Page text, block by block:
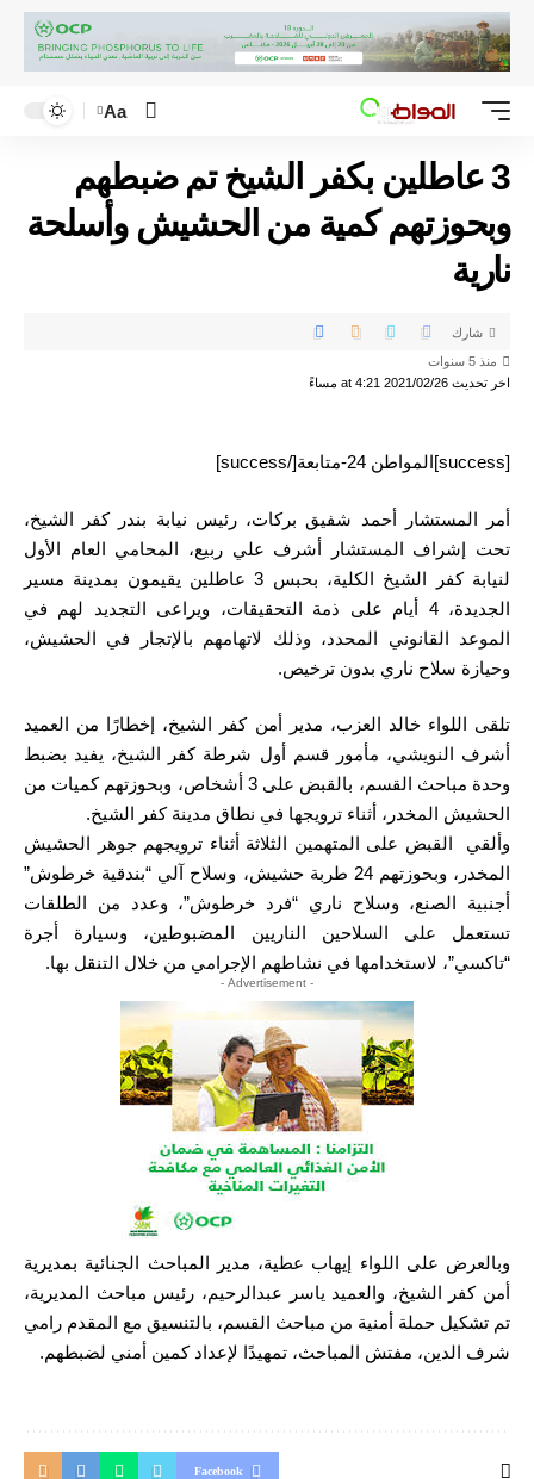
Aa
3 عاطلين بكفر الشيخ تم ضبطهم
وبحوزتهم كمية من الحشيش وأسلحة
نارية
اخر تحديث 2021/02/26 at 4:21 مساءً
منذ 5 سنوات
شارك
[success]المواطن 24-متابعة[/success]
أمر المستشار أحمد شفيق بركات، رئيس نيابة بندر كفر الشيخ،
تحت إشراف المستشار أشرف علي ربيع، المحامي العام الأول
لنيابة كفر الشيخ الكلية، بحبس 3 عاطلين يقيمون بمدينة مسير
الجديدة، 4 أيام على ذمة التحقيقات، ويراعى التجديد لهم في
الموعد القانوني المحدد، وذلك لاتهامهم بالإتجار في الحشيش،
وحيازة سلاح ناري بدون ترخيص.
تلقى اللواء خالد العزب، مدير أمن كفر الشيخ، إخطارًا من العميد
أشرف النويشي، مأمور قسم أول شرطة كفر الشيخ، يفيد بضبط
وحدة مباحث القسم، بالقبض على 3 أشخاص، وبحوزتهم كميات من
الحشيش المخدر، أثناء ترويجها في نطاق مدينة كفر الشيخ.
وألقي القبض على المتهمين الثلاثة أثناء ترويجهم جوهر الحشيش
المخدر، وبحوزتهم 24 طربة حشيش، وسلاح آلي “بندقية خرطوش”
أجنبية الصنع، وسلاح ناري “فرد خرطوش”، وعدد من الطلقات
تستعمل على السلاحين الناريين المضبوطين، وسيارة أجرة
“تاكسي”، لاستخدامها في نشاطهم الإجرامي من خلال التنقل بها.
- Advertisement -
وبالعرض على اللواء إيهاب عطية، مدير المباحث الجنائية بمديرية
أمن كفر الشيخ، والعميد ياسر عبدالرحيم، رئيس مباحث المديرية،
تم تشكيل حملة أمنية من مباحث القسم، بالتنسيق مع المقدم رامي
شرف الدين، مفتش المباحث، تمهيدًا لإعداد كمين أمني لضبطهم.
Facebook